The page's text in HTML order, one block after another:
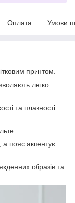
Оплата Умови
принтом.
легко
та плавності
а пояс акцентує
образів та